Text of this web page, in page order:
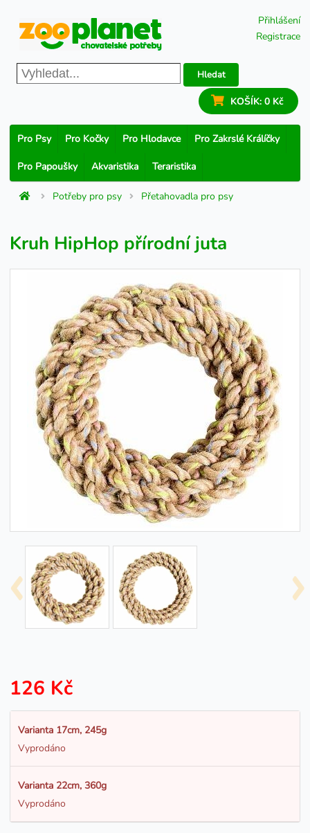
Přihlášení
Registrace
Hledat
KOŠÍK: 0 Kč
Pro Psy Pro Kočky Pro Hlodavce Pro Zakrslé Králíčky
Pro Papoušky Akvaristika Teraristika
Potřeby pro psy Přetahovadla pro psy
Kruh HipHop přírodní juta
126 Kč
Varianta 17cm, 245g
Vyprodáno
Varianta 22cm, 360g
Vyprodáno